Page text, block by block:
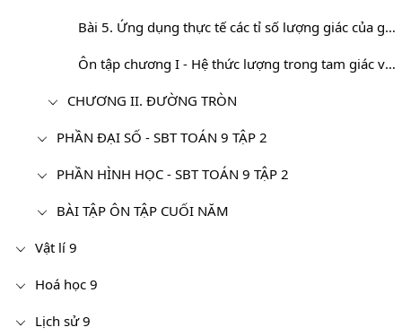
Bài 5. Ứng dụng thực tế các tỉ số lượng giác của góc nhọn
Ôn tập chương I - Hệ thức lượng trong tam giác vuông
CHƯƠNG II. ĐƯỜNG TRÒN
PHẦN ĐẠI SỐ - SBT TOÁN 9 TẬP 2
PHẦN HÌNH HỌC - SBT TOÁN 9 TẬP 2
BÀI TẬP ÔN TẬP CUỐI NĂM
Vật lí 9
Hoá học 9
Lịch sử 9